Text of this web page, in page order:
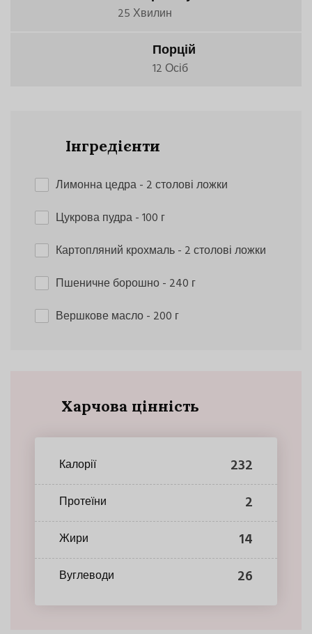
25 Хвилин
Порцій
12 Осіб
Інгредієнти
Лимонна цедра- 2 столові ложки
Цукрова пудра- 100 г
Картопляний крохмаль- 2 столові ложки
Пшеничне борошно- 240 г
Вершкове масло- 200 г
Харчова цінність
Калорії 232
Протеїни 2
Жири 14
Вуглеводи 26